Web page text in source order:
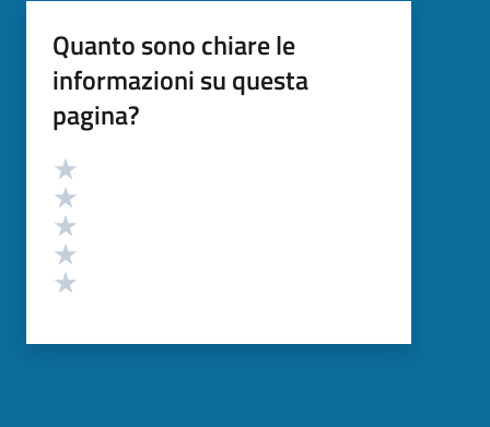
Quanto sono chiare le
informazioni su questa
pagina?
Valutazione